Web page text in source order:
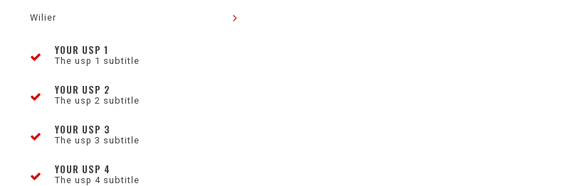
Wilier
YOUR USP 1
The usp 1 subtitle
YOUR USP 2
The usp 2 subtitle
YOUR USP 3
The usp 3 subtitle
YOUR USP 4
The usp 4 subtitle